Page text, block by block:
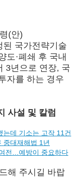
(안)
된 국가전략기술
도·폐쇄 후 국내
3년으로 연장, 국
자를 하는 경우
사설 및 칼럼
는데 기소는 고작 11건
중대재해법 1년
전…예방이 중요하다
해 주시길 바랍